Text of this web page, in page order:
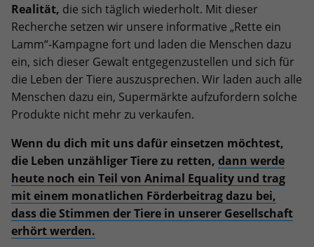
Realität, die sich täglich wiederholt. Mit dieser
Recherche setzen wir unsere informative „Rette ein
Lamm“-Kampagne fort und laden die Menschen dazu
ein, sich dieser Gewalt entgegenzustellen und sich für
die Leben der Tiere auszusprechen. Wir laden auch alle
Menschen dazu ein, Supermärkte aufzufordern solche
Produkte nicht mehr zu verkaufen.
Wenn du dich mit uns dafür einsetzen möchtest,
die Leben unzähliger Tiere zu retten, dann werde
heute noch ein Teil von Animal Equality und trag
mit einem monatlichen Förderbeitrag dazu bei,
dass die Stimmen der Tiere in unserer Gesellschaft
erhört werden.